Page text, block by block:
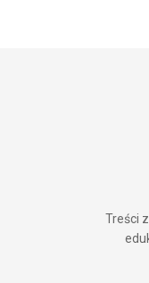
Treści